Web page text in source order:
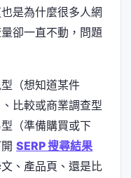
是為什麼很多人網
卻一直不動，問題
（想知道某件
比較或商業調查型
（準備購買或下
SERP 搜尋結果
、產品頁、還是比